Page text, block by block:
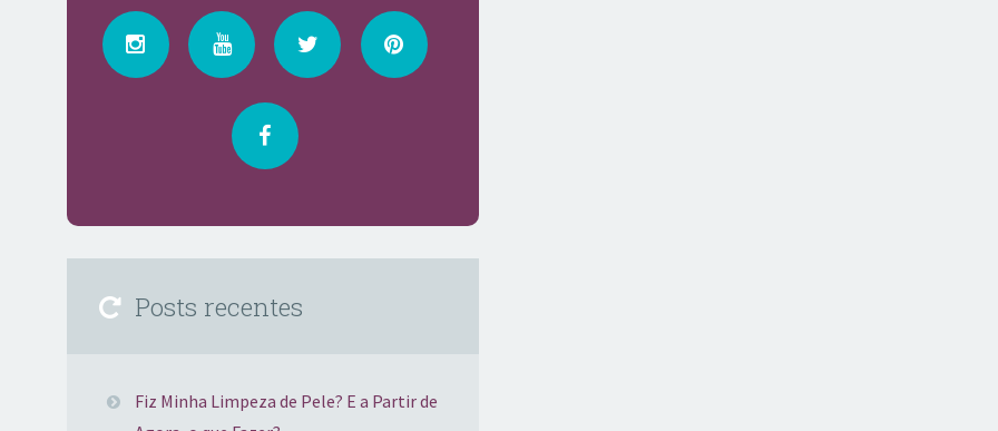
Posts recentes
Fiz Minha Limpeza de Pele? E a Partir de